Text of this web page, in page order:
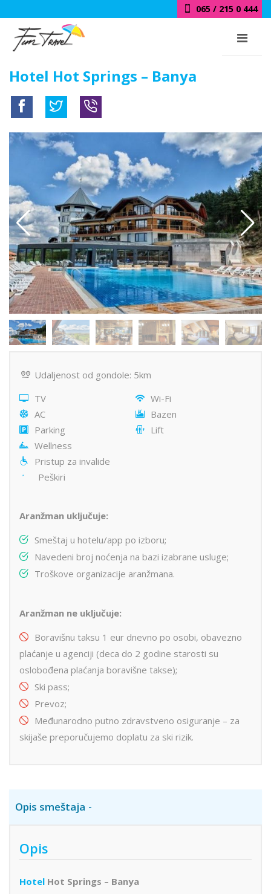
018 / 415 0 444
Hotel Hot Springs – Banya
Udaljenost od gondole: 5km
TV
Wi-Fi
AC
Bazen
Parking
Lift
Wellness
Pristup za invalide
Peškiri
Aranžman uključuje:
Smeštaj u hotelu/app po izboru;
Navedeni broj noćenja na bazi izabrane usluge;
Troškove organizacije aranžmana.
Aranžman ne uključuje:
Boravišnu taksu 1 eur dnevno po osobi, obavezno
plaćanje u agenciji (deca do 2 godine starosti su
oslobođena plaćanja boravišne takse);
Ski pass;
Prevoz;
Međunarodno putno zdravstveno osiguranje – za
skijaše preporučujemo doplatu za ski rizik.
Opis smeštaja
Opis
Hotel Hot Springs – Banya